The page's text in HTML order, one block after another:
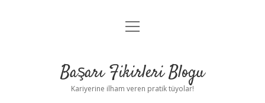
Anasayfa
Yasal Uyarı
menüyü
Başarı Fikirleri Blogu
Kariyerine ilham veren pratik tüyolar!